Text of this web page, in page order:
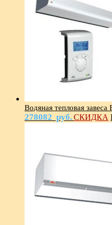
Водяная тепловая
278082 руб.СКИДКА